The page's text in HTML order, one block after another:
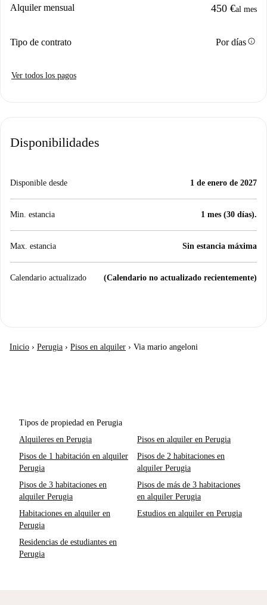
Alquiler mensual 450 €al mes
Tipo de contrato Por díasinfo
Ver todos los pagos
Disponibilidades
Disponible desde 1 de enero de 2027
Min. estancia 1 mes (30 días).
Max. estancia Sin estancia máxima
Calendario actualizado (Calendario no actualizado recientemente)
Inicio › Perugia › Pisos en alquiler › Via mario angeloni
Tipos de propiedad en Perugia
Alquileres en Perugia
Pisos en alquiler en Perugia
Pisos de 1 habitación en alquiler
Perugia
Pisos de 2 habitaciones en
alquiler Perugia
Pisos de 3 habitaciones en
alquiler Perugia
Pisos de más de 3 habitaciones
en alquiler Perugia
Habitaciones en alquiler en
Perugia
Estudios en alquiler en Perugia
Residencias de estudiantes en
Perugia